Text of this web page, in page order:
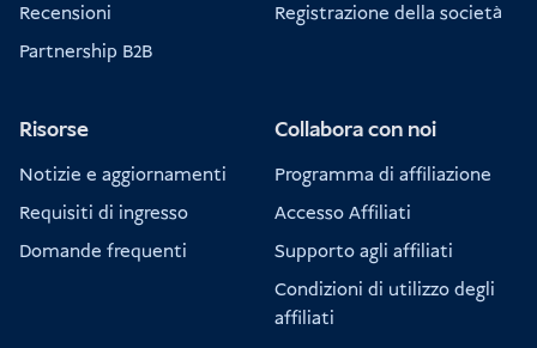
Recensioni
Partnership B2B
Registrazione della società
Risorse
Notizie e aggiornamenti
Requisiti di ingresso
Domande frequenti
Collabora con noi
Programma di affiliazione
Accesso Affiliati
Supporto agli affiliati
Condizioni di utilizzo degli
affiliati